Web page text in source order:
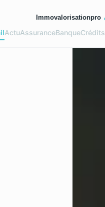
ActuAssuranceBanqueCrédits